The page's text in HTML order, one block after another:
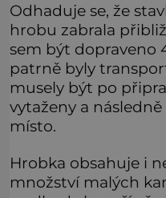
Odhaduje se, že
hrobu zabrala
sem být dopraveno
patrně byly
musely být po
vytaženy a
místo.
Hrobka obsahuje i
množství malých